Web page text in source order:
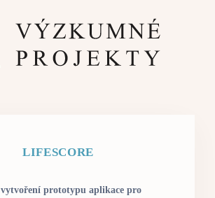
LIFESCORE
prototypu aplikace pro